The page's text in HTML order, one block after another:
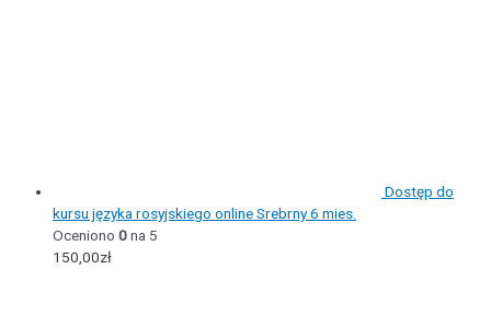
Dostęp do
kursu języka rosyjskiego online Srebrny 6 mies.
Oceniono 0na 5
150,00zł